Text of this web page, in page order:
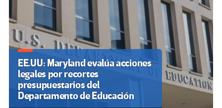
EE.UU: Maryland evalúa acciones
legales por recortes
presupuestarios del
Departamento de Educación